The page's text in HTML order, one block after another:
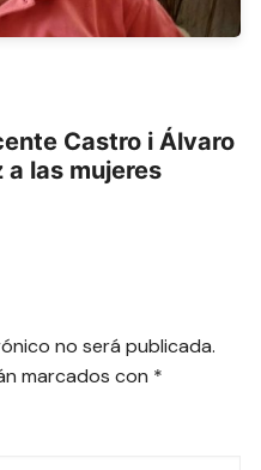
Castro i Álvaro
a las mujeres
no será publicada.
marcados con *